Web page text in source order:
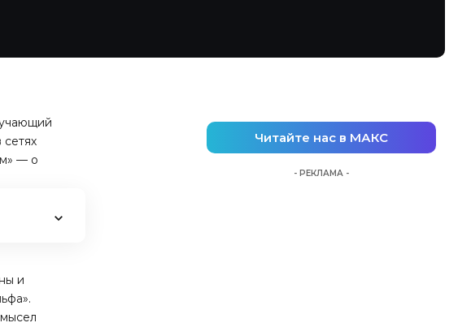
сетях
— о
и
Читайте нас в МАКС
- РЕКЛАМА -